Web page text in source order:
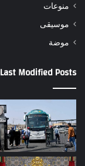
منوعات
موسيقى
موضة
Last Modified Posts